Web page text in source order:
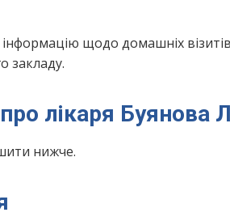
щодо домашніх
закладу.
про лікаря
нижче.